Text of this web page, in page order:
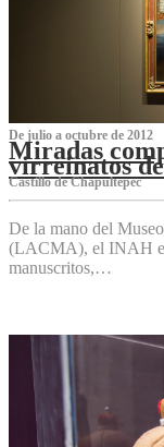
De julio a octubre de 2012
Miradas
virreinatos
Castillo de Chapultepec
De la mano del
(LACMA), el INAH
manuscritos,…